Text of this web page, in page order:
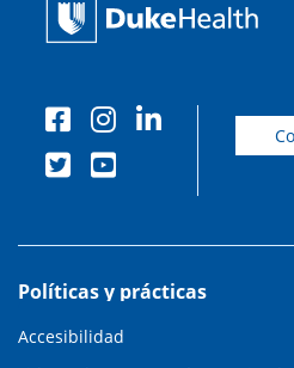
Políticas y prácticas
Accesibilidad